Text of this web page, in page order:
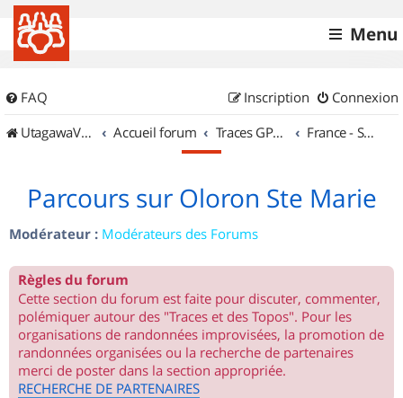
Menu
FAQ Connexion
Inscription
UtagawaVTT (Randos VTT et VTTAE avec traces GPS)
Accueil forum Traces GPS de randos VTT France - Sud Ouest
Parcours sur Oloron Ste Marie
Modérateur : Modérateurs des Forums
Règles du forum
Cette section du forum est faite pour discuter, commenter,
polémiquer autour des "Traces et des Topos". Pour les
organisations de randonnées improvisées, la promotion de
randonnées organisées ou la recherche de partenaires
merci de poster dans la section appropriée.
RECHERCHE DE PARTENAIRES